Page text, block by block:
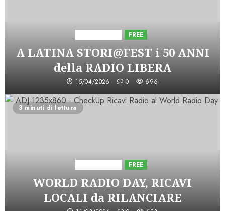
FREE
A LATINA STORI@FEST i 50 ANNI
della RADIO LIBERA
15/04/2026 0 696
3 minuti di lettura
FREE
WORLD RADIO DAY, RICAVI
LOCALI da RILANCIARE